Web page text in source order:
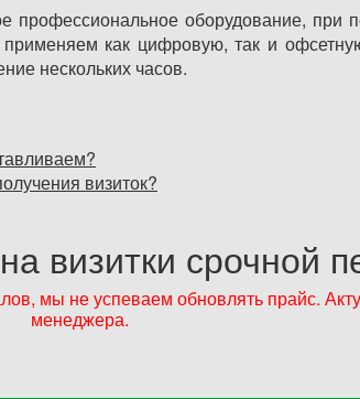
профессиональное оборудование,
как цифровую, так и
нескольких часов.
визиток?
визитки срочной
мы не успеваем обновлять прайс.
менеджера.